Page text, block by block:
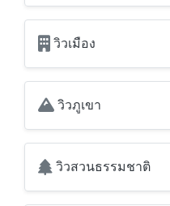
วิวเมือง
วิวภูเขา
วิวสวนธรรมชาติ